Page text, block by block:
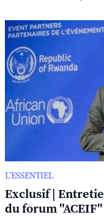
L’ESSENTIEL
Exclusif |
du forum